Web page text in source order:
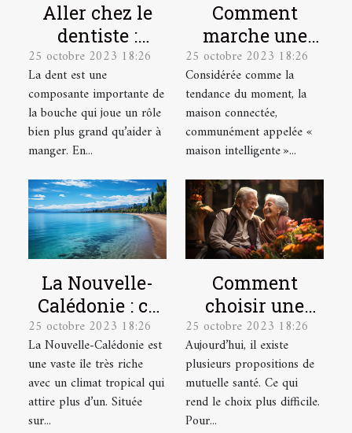
Aller chez le
dentiste :
parlons-en !
25 octobre 2023 18:26
La dent est une
composante importante de
la bouche qui joue un rôle
bien plus grand qu’aider à
manger. En...
Comment
marche une
maison
connectée ?
25 octobre 2023 18:26
Considérée comme la
tendance du moment, la
maison connectée,
communément appelée «
maison intelligente »...
La Nouvelle-
Calédonie : ce
qu’il faut
comprendre !
25 octobre 2023 18:26
La Nouvelle-Calédonie est
une vaste île très riche
avec un climat tropical qui
attire plus d’un. Située
sur...
Comment
choisir une
mutuelle santé
pour une
personne
âgée ?
25 octobre 2023 18:26
Aujourd’hui, il existe
plusieurs propositions de
mutuelle santé. Ce qui
rend le choix plus difficile.
Pour...